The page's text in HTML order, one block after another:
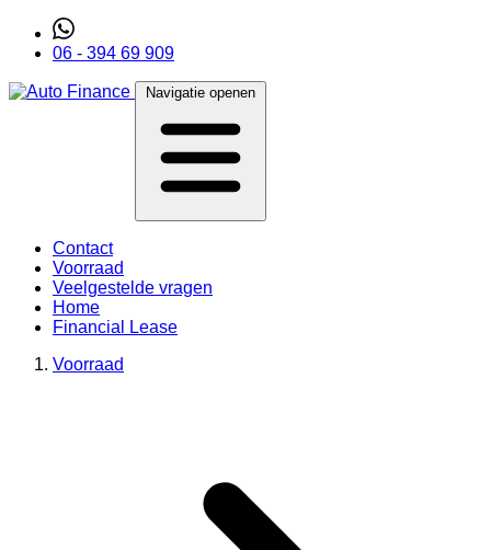
06 - 394 69 909
Navigatie openen
Contact
Voorraad
Veelgestelde vragen
Home
Financial Lease
Voorraad